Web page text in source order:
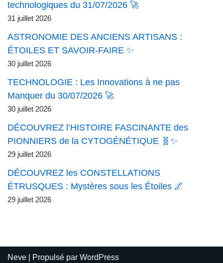
technologiques du 31/07/2026 🚀
31 juillet 2026
ASTRONOMIE DES ANCIENS ARTISANS :
ÉTOILES ET SAVOIR-FAIRE ✨
30 juillet 2026
TECHNOLOGIE : Les Innovations à ne pas
Manquer du 30/07/2026 🚀
30 juillet 2026
DÉCOUVREZ l’HISTOIRE FASCINANTE des
PIONNIERS de la CYTOGÉNÉTIQUE 🧬✨
29 juillet 2026
DÉCOUVREZ les CONSTELLATIONS
ÉTRUSQUES : Mystères sous les Étoiles 🌌
29 juillet 2026
Neve | Propulsé par WordPress